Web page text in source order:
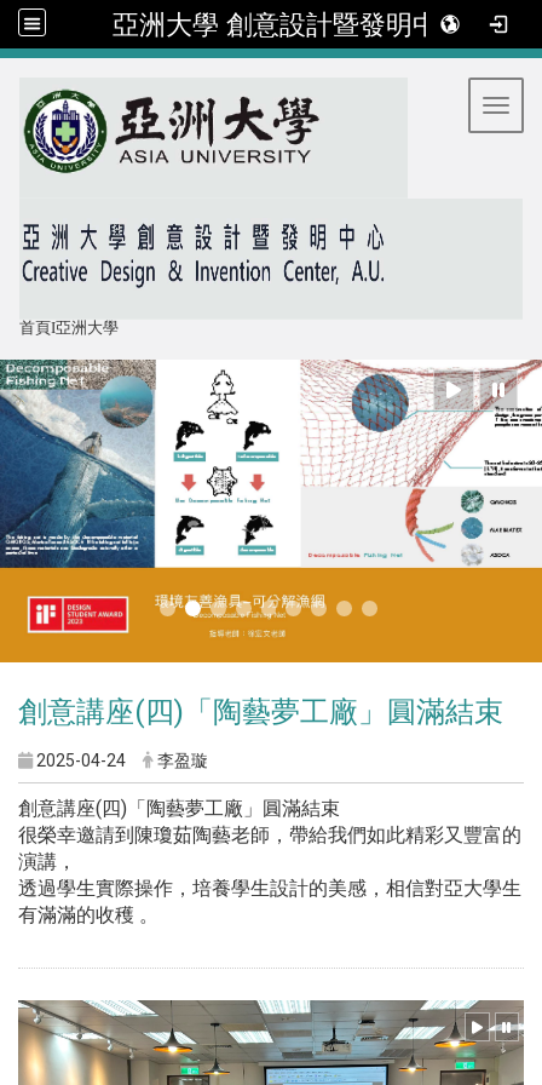
亞洲大學 創意設計暨發明中心
首頁I亞洲大學
創意講座(四)「陶藝夢工廠」圓滿結束
2025-04-24 李盈璇
創意講座(四)「陶藝夢工廠」圓滿結束
很榮幸邀請到陳瓊茹陶藝老師，帶給我們如此精彩又豐富的
演講，
透過學生實際操作，培養學生設計的美感，相信對亞大學生
有滿滿的收穫 。